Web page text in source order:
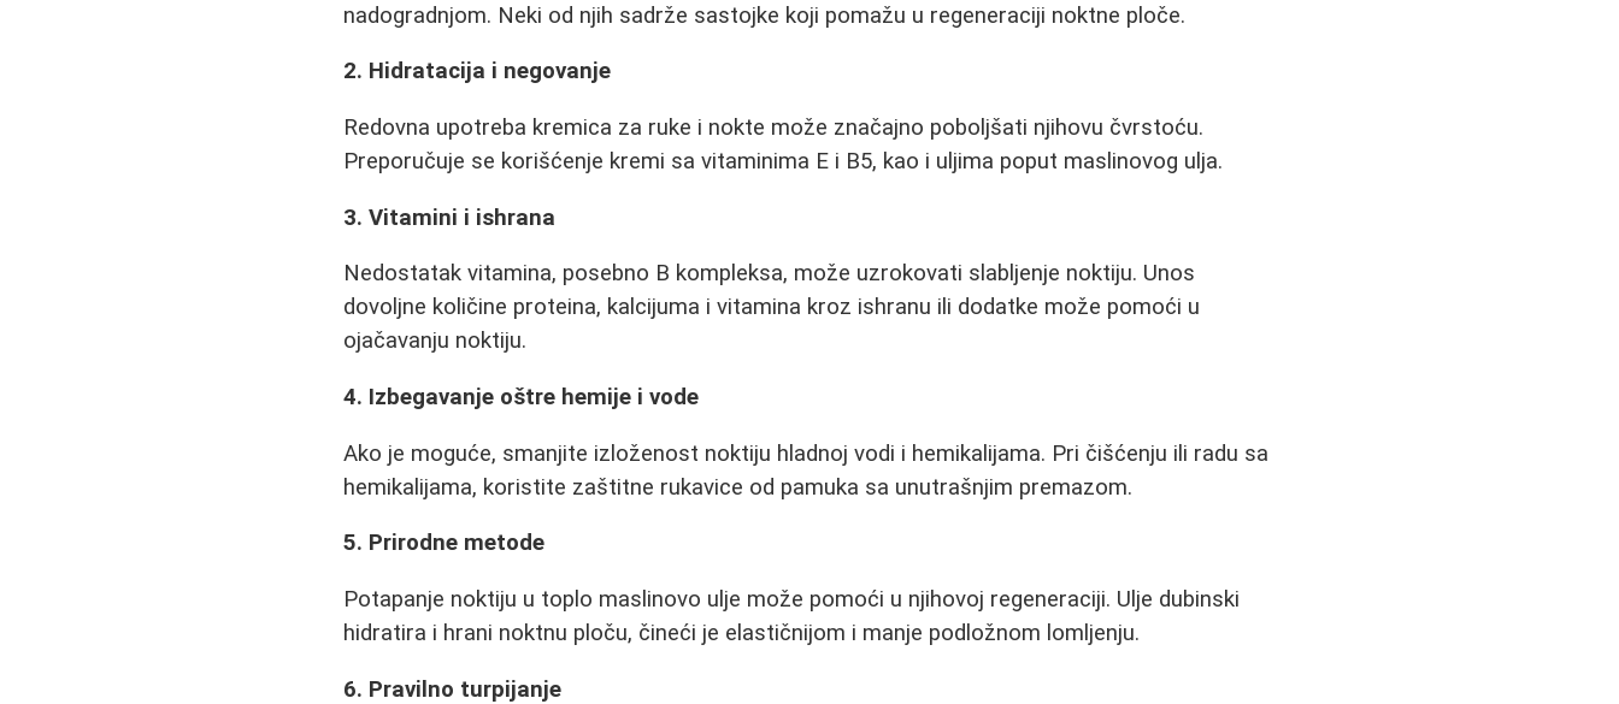
nadogradnjom. Neki od njih sadrže sastojke koji pomažu u regeneraciji noktne ploče.
2. Hidratacija i negovanje
Redovna upotreba kremica za ruke i nokte može značajno poboljšati njihovu čvrstoću.
Preporučuje se korišćenje kremi sa vitaminima E i B5, kao i uljima poput maslinovog ulja.
3. Vitamini i ishrana
Nedostatak vitamina, posebno B kompleksa, može uzrokovati slabljenje noktiju. Unos
dovoljne količine proteina, kalcijuma i vitamina kroz ishranu ili dodatke može pomoći u
ojačavanju noktiju.
4. Izbegavanje oštre hemije i vode
Ako je moguće, smanjite izloženost noktiju hladnoj vodi i hemikalijama. Pri čišćenju ili radu sa
hemikalijama, koristite zaštitne rukavice od pamuka sa unutrašnjim premazom.
5. Prirodne metode
Potapanje noktiju u toplo maslinovo ulje može pomoći u njihovoj regeneraciji. Ulje dubinski
hidratira i hrani noktnu ploču, čineći je elastičnijom i manje podložnom lomljenju.
6. Pravilno turpijanje